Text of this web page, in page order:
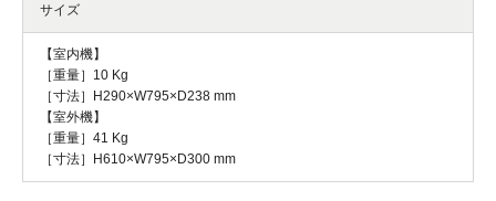
サイズ
【室内機】
［重量］10 Kg
［寸法］H290×W795×D238 mm
【室外機】
［重量］41 Kg
［寸法］H610×W795×D300 mm